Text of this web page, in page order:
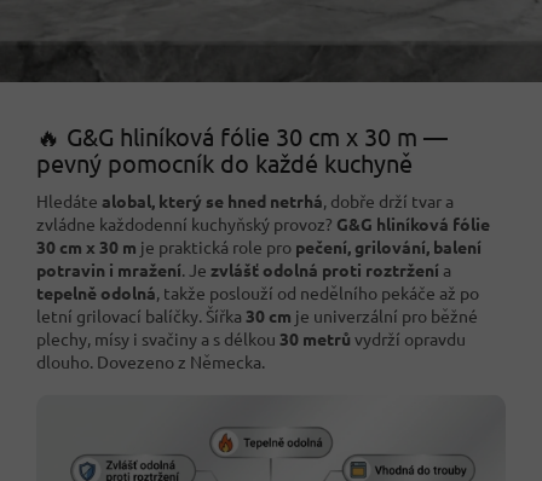
🔥 G&G hliníková fólie 30 cm x 30 m —
pevný pomocník do každé kuchyně
Hledáte alobal, který se hned netrhá, dobře drží tvar a
zvládne každodenní kuchyňský provoz? G&G hliníková fólie
30 cm x 30 m je praktická role pro pečení, grilování, balení
potravin i mražení. Je zvlášť odolná proti roztržení a
tepelně odolná, takže poslouží od nedělního pekáče až po
letní grilovací balíčky. Šířka 30 cm je univerzální pro běžné
plechy, mísy i svačiny a s délkou 30 metrů vydrží opravdu
dlouho. Dovezeno z Německa.